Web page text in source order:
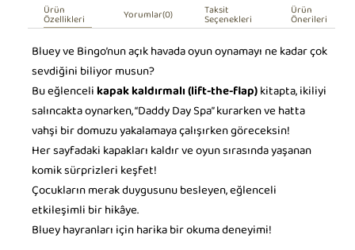
Ürün
Özellikleri Yorumlar(0) Taksit
Seçenekleri Ürün
Önerileri
Bluey ve Bingo’nun açık havada oyun oynamayı ne kadar çok
sevdiğini biliyor musun?
Bu eğlencelikapak kaldırmalı (lift-the-flap)kitapta, ikiliyi
salıncakta oynarken, “Daddy Day Spa” kurarken ve hatta
vahşi bir domuzu yakalamaya çalışırken göreceksin!
Her sayfadaki kapakları kaldır ve oyun sırasında yaşanan
komik sürprizleri keşfet!
Çocukların merak duygusunu besleyen, eğlenceli
etkileşimli bir hikâye.
Bluey hayranları için harika bir okuma deneyimi!